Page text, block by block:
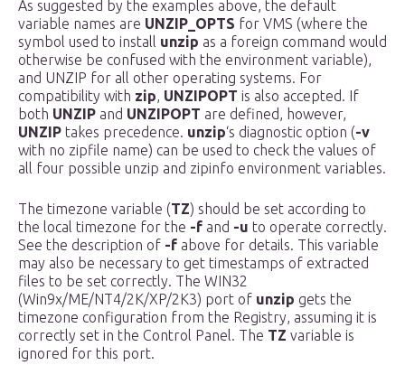
As suggested by the examples above, the default
variable names are UNZIP_OPTS for VMS (where the
symbol used to install unzip as a foreign command would
otherwise be confused with the environment variable),
and UNZIP for all other operating systems. For
compatibility with zip, UNZIPOPT is also accepted. If
both UNZIP and UNZIPOPT are defined, however,
UNZIP takes precedence. unzip‘s diagnostic option (-v
with no zipfile name) can be used to check the values of
all four possible unzip and zipinfo environment variables.
The timezone variable (TZ) should be set according to
the local timezone for the -f and -u to operate correctly.
See the description of -f above for details. This variable
may also be necessary to get timestamps of extracted
files to be set correctly. The WIN32
(Win9x/ME/NT4/2K/XP/2K3) port of unzip gets the
timezone configuration from the Registry, assuming it is
correctly set in the Control Panel. The TZ variable is
ignored for this port.